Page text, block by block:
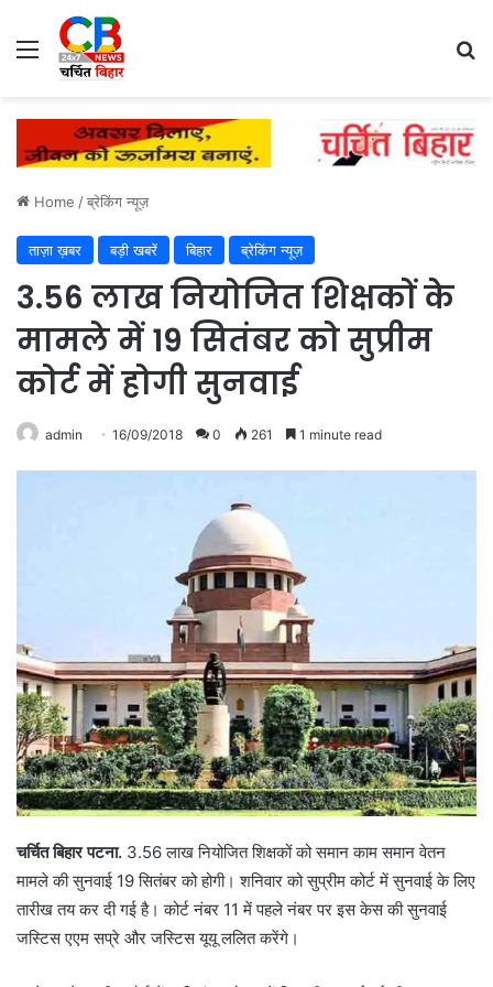
Menu
Home /ब्रेकिंग न्यूज़
ताज़ा ख़बर बड़ी खबरें बिहार ब्रेकिंग न्यूज़
3.56 लाख नियोजित शिक्षकों के
मामले में 19 सितंबर को सुप्रीम
कोर्ट में होगी सुनवाई
admin 16/09/2018 0 261 1 minute read
चर्चित बिहार पटना. 3.56 लाख नियोजित शिक्षकों को समान काम समान वेतन
मामले की सुनवाई 19 सितंबर को होगी। शनिवार को सुप्रीम कोर्ट में सुनवाई के लिए
तारीख तय कर दी गई है। कोर्ट नंबर 11 में पहले नंबर पर इस केस की सुनवाई
जस्टिस एएम सप्रे और जस्टिस यूयू ललित करेंगे।